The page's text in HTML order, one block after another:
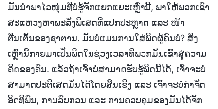
ມັນນໍາພາໄວໜຸ່ມທີ່ບໍ່ຮູ້ຈັກແຍກແຍະເຫຼົ່ານີ້, ພາໃຫ້ພວກເຂົາ
ສະແຫວງຫາພະລັງພິເສດທີ່ແປກປະຫຼາດ ແລະ ໜ້າ
ຕື່ນເຕັ້ນຂອງຊາຕານ. ມັນບໍ່ແມ່ນການໃສ່ພິດຜູ້ຄົນບໍ? ສິ່ງ
ເຫຼົ່ານີ້ກາຍມາເປັນພິດໃນຊ່ວງເວລາທີ່ພວກມັນເຂົ້າສູ່ຄວາມ
ຄິດຂອງຄົນ. ແລ້ວຖ້າເຈົ້າບໍ່ສາມາດຮັບຮູ້ພິດນີ້ໄດ້, ເຈົ້າຈະບໍ່
ສາມາດປະຕິເສດມັນໄດ້ໂດຍສິ້ນເຊີງ ແລະ ເຈົ້າຈະບໍ່ກຳຈັດ
ອິດທິພົນ, ການລົບກວນ ແລະ ການຄວບຄຸມຂອງມັນໄດ້ຈັກ